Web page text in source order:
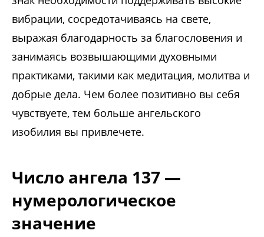
вибрации, сосредотачиваясь на свете,
выражая благодарность за благословения и
занимаясь возвышающими духовными
практиками, такими как медитация, молитва и
добрые дела. Чем более позитивно вы себя
чувствуете, тем больше ангельского
изобилия вы привлечете.
Число ангела 137 —
нумерологическое
значение